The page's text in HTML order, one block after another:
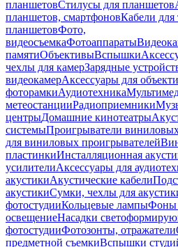
планшетовСтилусы для планшетов
планшетов, смартфоновКабели для
планшетовФото,
видеосъемкаФотоаппараты
памятиОбъективыВспышки
чехлы для камерЗарядные
видеокамерАксессуары для
фоторамкиАудиотехника
метеостанцииРадиоприемники
центрыДомашние кинотеатры
системыПроигрыватели
для виниловых проигрывателей
пластинкиИнсталляционная
усилителиАксессуары для
акустикиАкустические кабели
акустикиСумки, чехлы для
фотостудииКольцевые лампыФоны
освещениеНасадки
фотостудииФотозонты, отражатели
предметной съемкиВспышки